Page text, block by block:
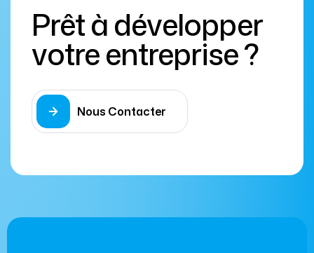
Prêt à développer
votre entreprise ?
Nous Contacter